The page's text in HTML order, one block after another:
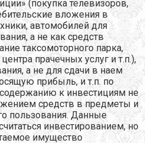
(покупка телевизоров,
вложения в
автомобилей для
а не как средств
таксомоторного парка,
прачечных услуг и т.п.),
а не для сдачи в наем
прибыль, и т.п. по
к инвестициям не
средств в предметы и
пользования. Данные
инвестированием, но
имущество